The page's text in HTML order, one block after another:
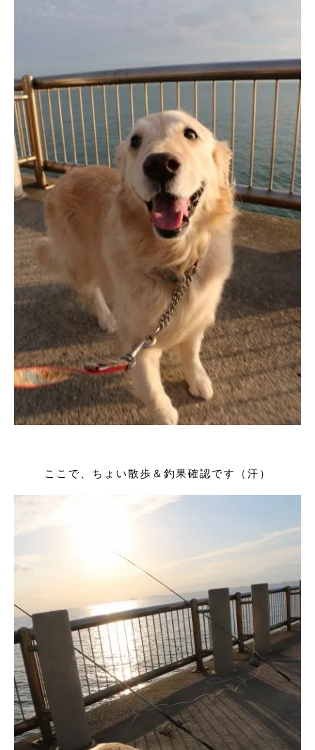
ここで、ちょい散歩＆釣果確認です（汗）